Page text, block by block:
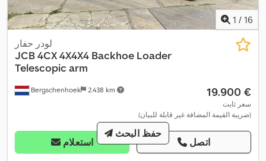
1 / 16
Bergschenhoek 2.438 km
لودر حفار
JCB4CX 4X4X4 Backhoe Loader
Telescopic arm
‏19.900 €
سعر ثابت
(ضريبة القيمة المضافة غير قابلة للبيان)
استعلام اتصل
حفظ البحث